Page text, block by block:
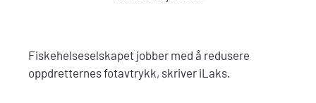
Fiskehelseselskapet jobber med å redusere
oppdretternes fotavtrykk, skriver iLaks.